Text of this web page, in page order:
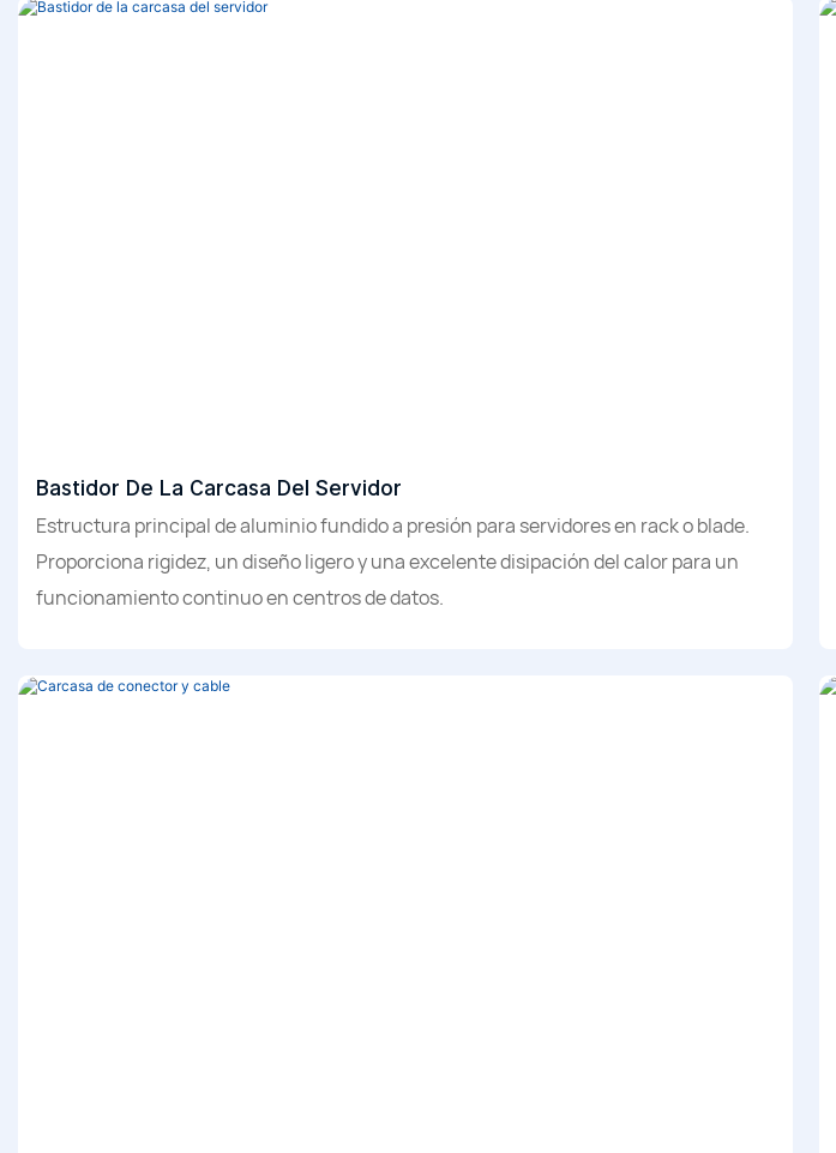
Bastidor De La Carcasa Del Servidor
Estructura principal de aluminio fundido a presión para servidores en rack o blade.
Proporciona rigidez, un diseño ligero y una excelente disipación del calor para un
funcionamiento continuo en centros de datos.